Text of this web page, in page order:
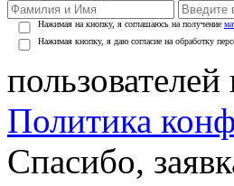
Нажимая на кнопку, я соглашаюсь на получение
Нажимая кнопку, я даю согласие на обработку
Политика
Спасибо,